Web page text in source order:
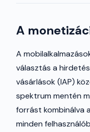
A
A
választás a
vásárlások (IAP)
spektrum mentén
forrást kombinálva
minden